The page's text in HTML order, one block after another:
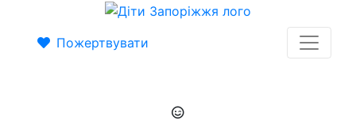
Пожертвувати